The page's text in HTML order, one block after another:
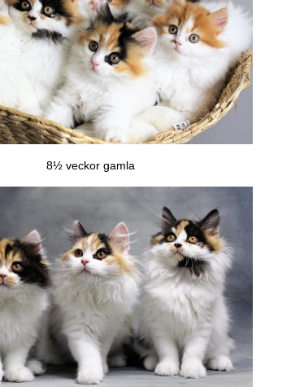
8½ veckor gamla